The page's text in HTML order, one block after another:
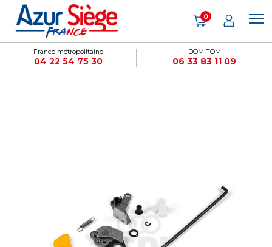
France métropolitaine
04 22 54 75 30
DOM-TOM
06 33 83 11 09
0
Panneau de gestion des cookies